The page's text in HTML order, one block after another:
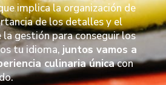
implica la organización de
de los detalles y el
la gestión para conseguir los
tu idioma, juntos vamos a
culinaria únicacon